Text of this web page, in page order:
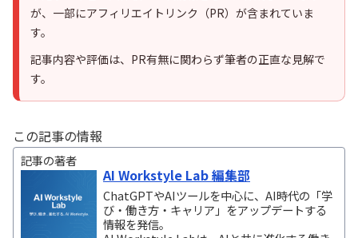
が、一部にアフィリエイトリンク（PR）が含まれていま
す。
記事内容や評価は、PR有無に関わらず筆者の正直な見解で
す。
この記事の情報
記事の著者
AI Workstyle Lab 編集部
ChatGPTやAIツールを中心に、AI時代の「学
び・働き方・キャリア」をアップデートする
情報を発信。